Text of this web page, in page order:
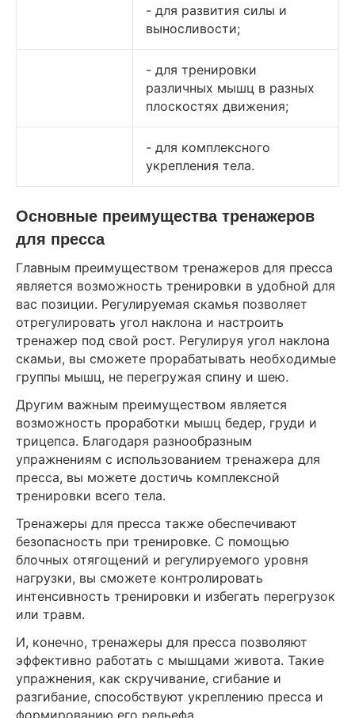
- для развития силы и
выносливости;
- для тренировки
различных мышц в разных
плоскостях движения;
- для комплексного
укрепления тела.
Основные преимущества тренажеров
для пресса
Главным преимуществом тренажеров для пресса
является возможность тренировки в удобной для
вас позиции. Регулируемая скамья позволяет
отрегулировать угол наклона и настроить
тренажер под свой рост. Регулируя угол наклона
скамьи, вы сможете прорабатывать необходимые
группы мышц, не перегружая спину и шею.
Другим важным преимуществом является
возможность проработки мышц бедер, груди и
трицепса. Благодаря разнообразным
упражнениям с использованием тренажера для
пресса, вы можете достичь комплексной
тренировки всего тела.
Тренажеры для пресса также обеспечивают
безопасность при тренировке. С помощью
блочных отягощений и регулируемого уровня
нагрузки, вы сможете контролировать
интенсивность тренировки и избегать перегрузок
или травм.
И, конечно, тренажеры для пресса позволяют
эффективно работать с мышцами живота. Такие
упражнения, как скручивание, сгибание и
разгибание, способствуют укреплению пресса и
формированию его рельефа.